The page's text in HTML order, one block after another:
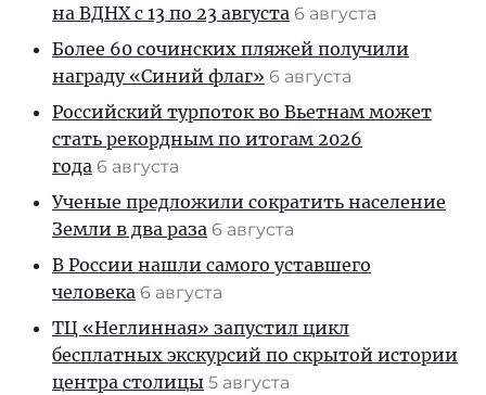
на ВДНХ с 13 по 23 августа 6 августа
Более 60 сочинских пляжей получили
награду «Синий флаг» 6 августа
Российский турпоток во Вьетнам может
стать рекордным по итогам 2026
года 6 августа
Ученые предложили сократить население
Земли в два раза 6 августа
В России нашли самого уставшего
человека 6 августа
ТЦ «Неглинная» запустил цикл
бесплатных экскурсий по скрытой истории
центра столицы 5 августа